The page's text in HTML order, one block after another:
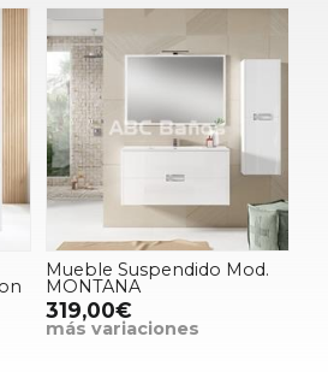
Mueble Suspendido Mod.
MONTANA
319,00€
más variaciones